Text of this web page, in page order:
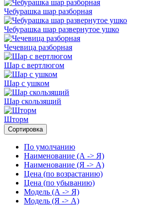
Чебурашка шар разборная
Чебурашка шар развернутое ушко
Чечевица разборная
Шар с вертлюгом
Шар с ушком
Шар скользящий
Шторм
Сортировка
По умолчанию
Наименование (А -> Я)
Наименование (Я -> А)
Цена (по возрастанию)
Цена (по убыванию)
Модель (А -> Я)
Модель (Я -> А)